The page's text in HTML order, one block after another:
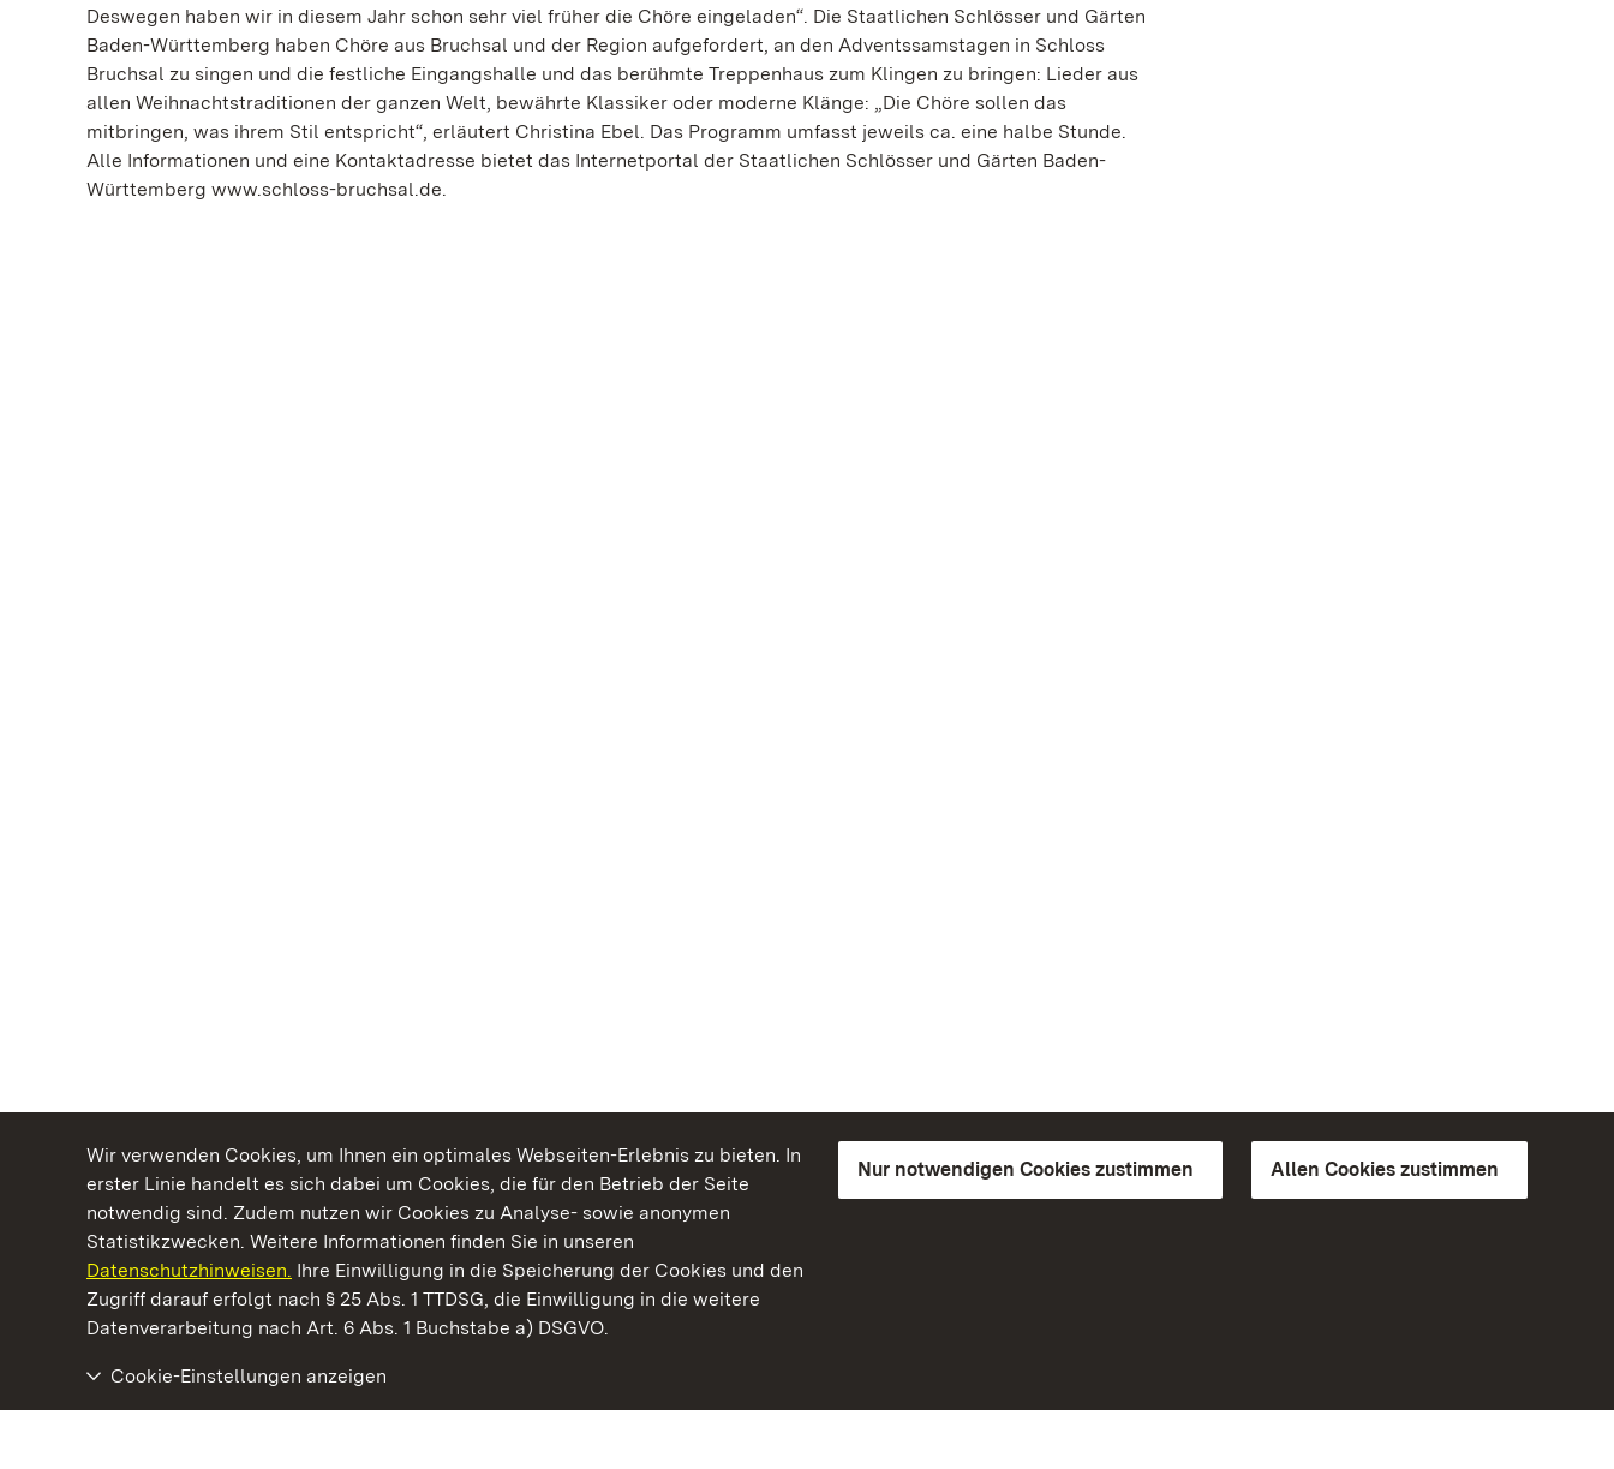
Wir verwenden Cookies, um Ihnen ein optimales Webseiten-Erlebnis zu bieten. In
erster Linie handelt es sich dabei um Cookies, die für den Betrieb der Seite
notwendig sind. Zudem nutzen wir Cookies zu Analyse- sowie anonymen
Statistikzwecken. Weitere Informationen finden Sie in unseren
Datenschutzhinweisen. Ihre Einwilligung in die Speicherung der Cookies und den
Zugriff darauf erfolgt nach § 25 Abs. 1 TTDSG, die Einwilligung in die weitere
Datenverarbeitung nach Art. 6 Abs. 1 Buchstabe a) DSGVO.
Nur notwendigen Cookies zustimmen Allen Cookies zustimmen
Cookie-Einstellungen anzeigen
Deswegen haben wir in diesem Jahr schon sehr viel früher die Chöre eingeladen“. Die Staatlichen Schlösser und Gärten
Baden-Württemberg haben Chöre aus Bruchsal und der Region aufgefordert, an den Adventssamstagen in Schloss
Bruchsal zu singen und die festliche Eingangshalle und das berühmte Treppenhaus zum Klingen zu bringen: Lieder aus
allen Weihnachtstraditionen der ganzen Welt, bewährte Klassiker oder moderne Klänge: „Die Chöre sollen das
mitbringen, was ihrem Stil entspricht“, erläutert Christina Ebel. Das Programm umfasst jeweils ca. eine halbe Stunde.
Alle Informationen und eine Kontaktadresse bietet das Internetportal der Staatlichen Schlösser und Gärten Baden-
Württemberg www.schloss-bruchsal.de.
Kommen. Staunen. Genießen.